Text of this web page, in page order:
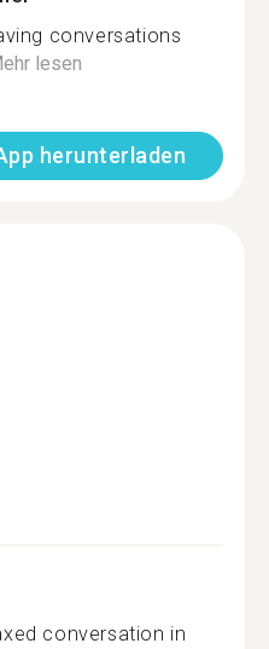
conversations
lesen
herunterladen
conversation in